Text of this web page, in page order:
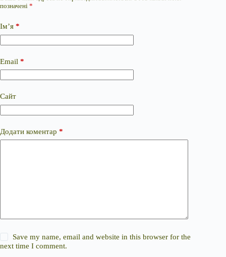
позначені *
Ім’я *
Email *
Сайт
Додати коментар *
Save my name, email and website in this browser for the
next time I comment.